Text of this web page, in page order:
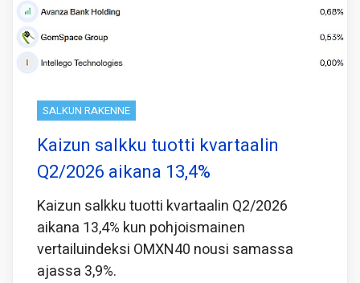
SALKUN RAKENNE
Kaizun salkku tuotti kvartaalin
Q2/2026 aikana 13,4%
Kaizun salkku tuotti kvartaalin Q2/2026
aikana 13,4% kun pohjoismainen
vertailuindeksi OMXN40 nousi samassa
ajassa 3,9%.